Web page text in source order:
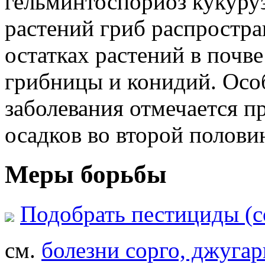
растений гриб
остатках растений в
грибницы и конидий.
заболевания отмечается
осадков во второй
Меры борьбы
Подобрать пестициды
см. болезни сорго,